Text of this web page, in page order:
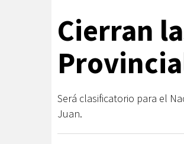
Cierran
Será clasificatorio para el
Juan.